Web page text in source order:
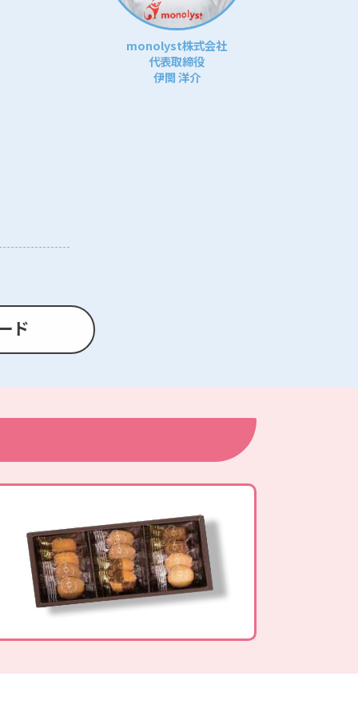
monolyst株式会社
代表取締役
伊関 洋介
ド